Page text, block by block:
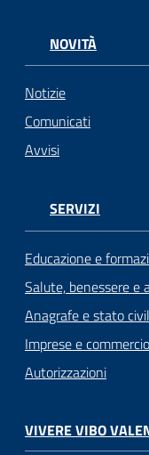
NOVITÀ
Notizie
Comunicati
Avvisi
SERVIZI
Educazione e
Salute, benessere e
Anagrafe e stato
Imprese e commercio
Autorizzazioni
VIVERE VIBO